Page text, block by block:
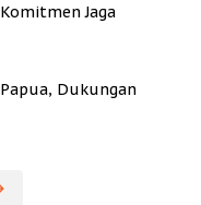
Jaga
Dukungan